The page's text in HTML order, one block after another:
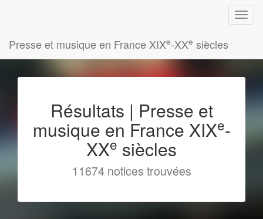
Presse et musique en France XIXe-XXe siècles
Résultats | Presse et
musique en France XIXe-
XXe siècles
11674 notices trouvées